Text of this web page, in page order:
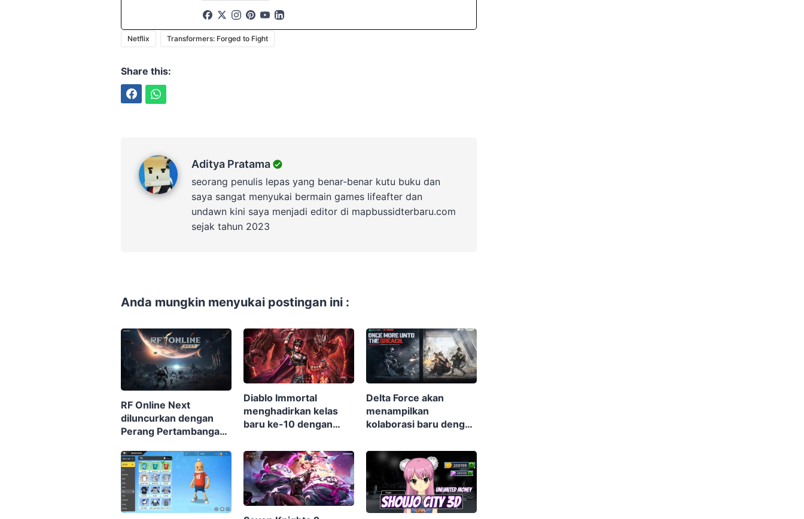
Netflix Transformers: Forged to Fight
Share this:
Aditya Pratama
seorang penulis lepas yang benar-benar kutu buku dan
saya sangat menyukai bermain games lifeafter dan
undawn kini saya menjadi editor di mapbussidterbaru.com
sejak tahun 2023
Anda mungkin menyukai postingan ini :
RF Online Next
diluncurkan dengan
Perang Pertambangan
keren, dan robot-robot
raksasa di perangkat
seluler dan PC
Diablo Immortal
menghadirkan kelas
baru ke-10 dengan
Delta Force akan
menampilkan
kolaborasi baru dengan
musim terbaru